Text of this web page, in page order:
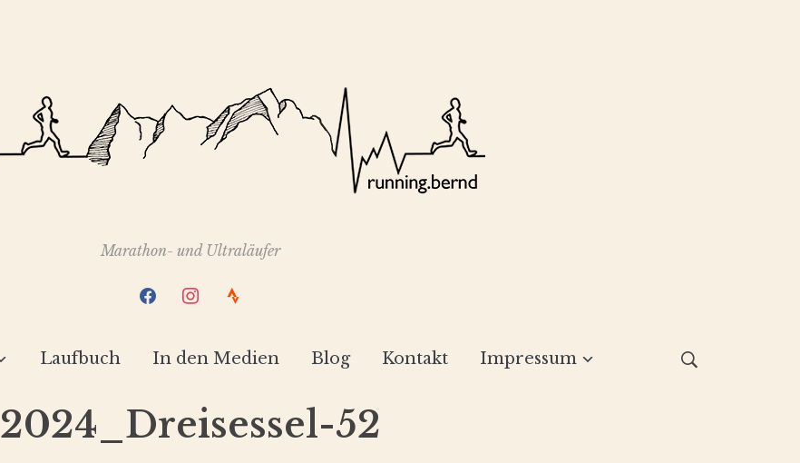
Marathon- und Ultraläufer
facebookinstagram
strava
Laufbuch In den Medien Blog Kontakt Impressum
2024_Dreisessel-52